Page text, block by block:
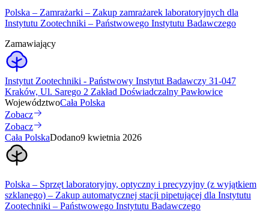
Polska – Zamrażarki – Zakup zamrażarek laboratoryjnych dla
Instytutu Zootechniki – Państwowego Instytutu Badawczego
Zamawiający
Instytut Zootechniki - Państwowy Instytut Badawczy 31-047
Kraków, Ul. Sarego 2 Zakład Doświadczalny Pawłowice
WojewództwoCała Polska
Zobacz
Zobacz
Cała PolskaDodano9 kwietnia 2026
Polska – Sprzęt laboratoryjny, optyczny i precyzyjny (z wyjątkiem
szklanego) – Zakup automatycznej stacji pipetującej dla Instytutu
Zootechniki – Państwowego Instytutu Badawczego